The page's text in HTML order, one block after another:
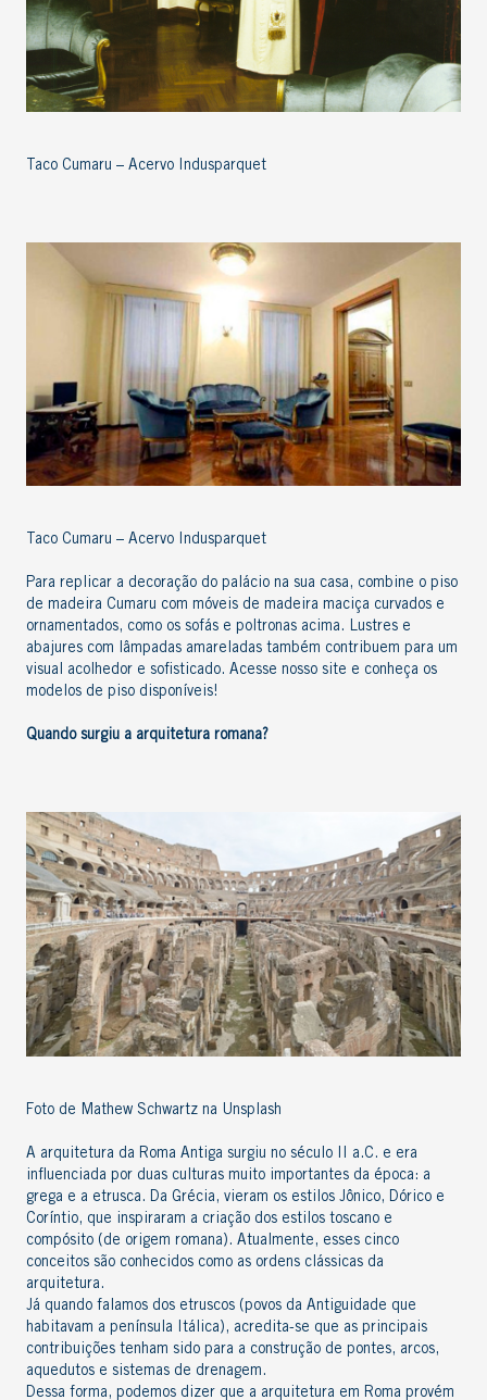
Taco Cumaru – Acervo Indusparquet
Taco Cumaru – Acervo Indusparquet
Para replicar a decoração do palácio na sua casa, combine o piso
de madeira Cumaru com móveis de madeira maciça curvados e
ornamentados, como os sofás e poltronas acima. Lustres e
abajures com lâmpadas amareladas também contribuem para um
visual acolhedor e sofisticado. Acesse nosso site e conheça os
modelos de piso disponíveis!
Quando surgiu a arquitetura romana?
Foto de Mathew Schwartz na Unsplash
A arquitetura da Roma Antiga surgiu no século II a.C. e era
influenciada por duas culturas muito importantes da época: a
grega e a etrusca. Da Grécia, vieram os estilos Jônico, Dórico e
Coríntio, que inspiraram a criação dos estilos toscano e
compósito (de origem romana). Atualmente, esses cinco
conceitos são conhecidos como as ordens clássicas da
arquitetura.
Já quando falamos dos etruscos (povos da Antiguidade que
habitavam a península Itálica), acredita-se que as principais
contribuições tenham sido para a construção de pontes, arcos,
aquedutos e sistemas de drenagem.
Dessa forma, podemos dizer que a arquitetura em Roma provém